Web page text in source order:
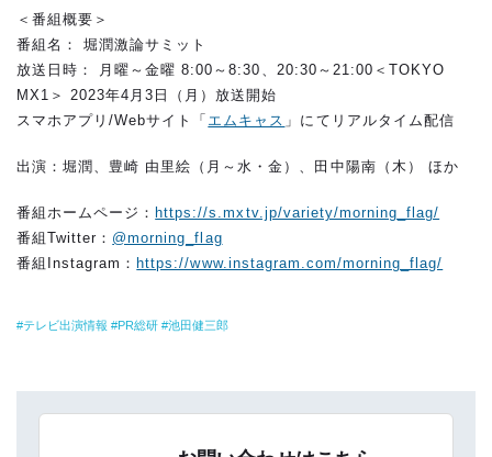
＜番組概要＞
番組名： 堀潤激論サミット
放送日時： 月曜～金曜 8:00～8:30、20:30～21:00＜TOKYO
MX1＞ 2023年4月3日（月）放送開始
スマホアプリ/Webサイト「 エムキャス 」にてリアルタイム配信
出演：堀潤、豊崎 由里絵（月～水・金）、田中陽南（木） ほか
番組ホームページ： https://s.mxtv.jp/variety/morning_flag/
番組Twitter： @morning_flag
番組Instagram： https://www.instagram.com/morning_flag/
テレビ出演情報 PR総研 池田健三郎